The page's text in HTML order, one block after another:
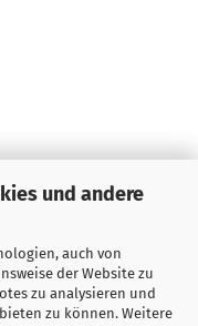
und andere
auch von
der Website zu
zu analysieren und
zu können. Weitere